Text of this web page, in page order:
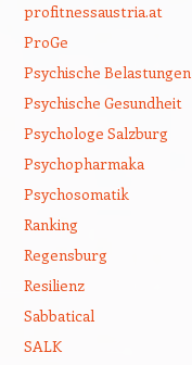
profitnessaustria.at
ProGe
Psychische Belastungen
Psychische Gesundheit
Psychologe Salzburg
Psychopharmaka
Psychosomatik
Ranking
Regensburg
Resilienz
Sabbatical
SALK